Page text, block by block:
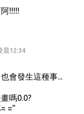
!!!!!
晨12:34
會發生這種事...
嗎0.0?
="